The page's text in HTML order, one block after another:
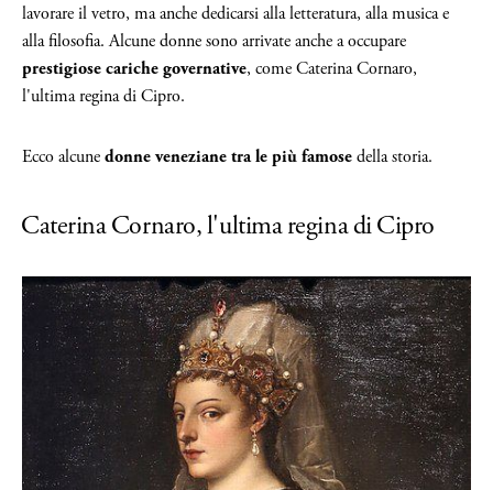
lavorare il vetro, ma anche dedicarsi alla letteratura, alla musica e
alla filosofia. Alcune donne sono arrivate anche a occupare
prestigiose cariche governative, come Caterina Cornaro,
l'ultima regina di Cipro.
Ecco alcunedonne veneziane tra le più famosedella storia.
Caterina Cornaro, l'ultima regina di Cipro